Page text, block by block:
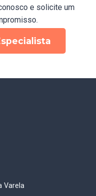
e solicite um
Varela